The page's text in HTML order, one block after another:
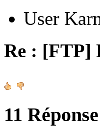
User
Re : [FTP]
11